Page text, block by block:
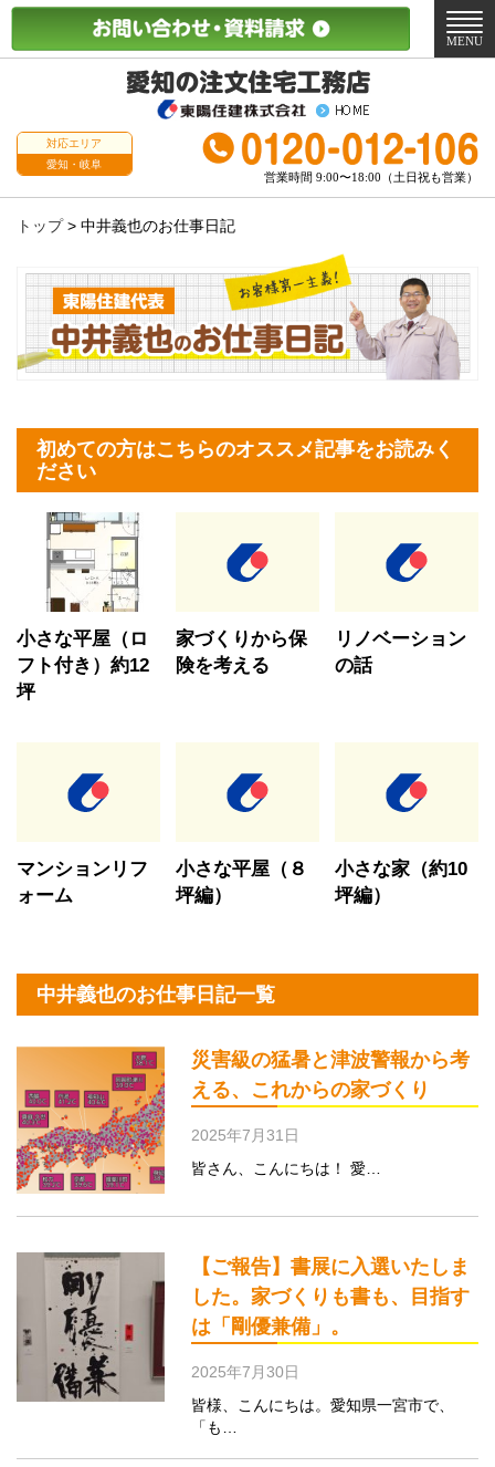
対応エリア
愛知・岐阜
営業時間 9:00〜18:00（土日祝も営業）
メ
ニ
MENU
トップ> 中井義也のお仕事日記
初めての方はこちらのオススメ記事をお読みく
ださい
小さな平屋（ロ
フト付き）約12
坪
家づくりから保
険を考える
リノベーション
の話
マンションリフ
ォーム
小さな平屋（８
坪編）
小さな家（約10
坪編）
中井義也のお仕事日記一覧
災害級の猛暑と津波警報から考
える、これからの家づくり
2025年7月31日
皆さん、こんにちは！ 愛…
【ご報告】書展に入選いたしま
した。家づくりも書も、目指す
は「剛優兼備」。
2025年7月30日
皆様、こんにちは。愛知県一宮市で、
「も…